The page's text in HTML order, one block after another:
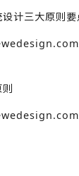
计三大原则要